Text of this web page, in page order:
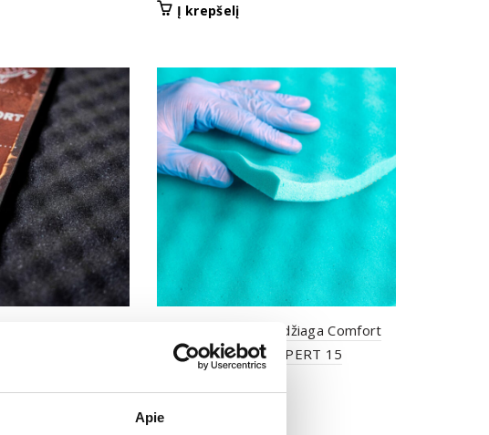
Apie
Į krepšelį
Garso izoliacinė medžiaga Comfort
Mat SOFT WAVE EXPERT 15